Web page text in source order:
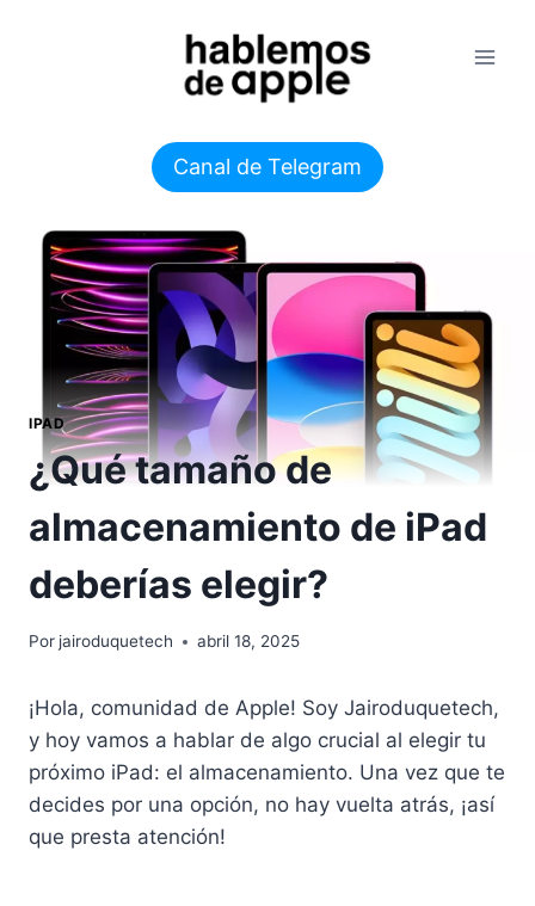
Canal de Telegram
IPAD
¿Qué tamaño de
almacenamiento de iPad
deberías elegir?
Por jairoduquetech abril 18, 2025
¡Hola, comunidad de Apple! Soy Jairoduquetech,
y hoy vamos a hablar de algo crucial al elegir tu
próximo iPad: el almacenamiento. Una vez que te
decides por una opción, no hay vuelta atrás, ¡así
que presta atención!